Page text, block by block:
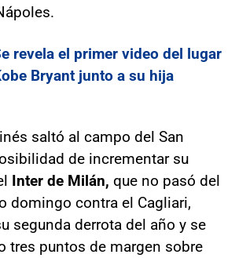
revela el primer video del lugar
Bryant junto a su hija
saltó al campo del San
de incrementar su
Inter de Milán, que no pasó del
domingo contra el Cagliari,
segunda derrota del año y se
tres puntos de margen sobre